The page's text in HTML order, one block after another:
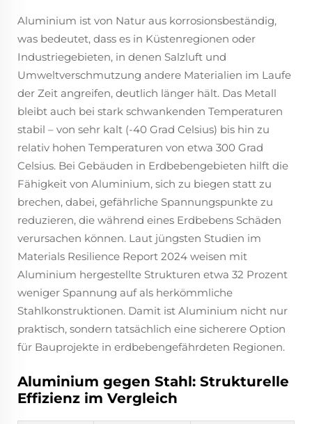
Aluminium ist von Natur aus korrosionsbeständig,
was bedeutet, dass es in Küstenregionen oder
Industriegebieten, in denen Salzluft und
Umweltverschmutzung andere Materialien im Laufe
der Zeit angreifen, deutlich länger hält. Das Metall
bleibt auch bei stark schwankenden Temperaturen
stabil – von sehr kalt (-40 Grad Celsius) bis hin zu
relativ hohen Temperaturen von etwa 300 Grad
Celsius. Bei Gebäuden in Erdbebengebieten hilft die
Fähigkeit von Aluminium, sich zu biegen statt zu
brechen, dabei, gefährliche Spannungspunkte zu
reduzieren, die während eines Erdbebens Schäden
verursachen können. Laut jüngsten Studien im
Materials Resilience Report 2024 weisen mit
Aluminium hergestellte Strukturen etwa 32 Prozent
weniger Spannung auf als herkömmliche
Stahlkonstruktionen. Damit ist Aluminium nicht nur
praktisch, sondern tatsächlich eine sicherere Option
für Bauprojekte in erdbebengefährdeten Regionen.
Aluminium gegen Stahl: Strukturelle
Effizienz im Vergleich